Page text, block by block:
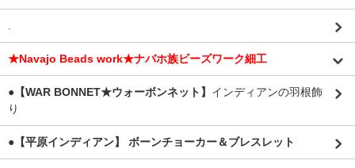
.
★Navajo Beads work★ナバホ族ビーズワーク細工
●【WAR BONNET★ウォーボンネット】 インディアンの羽根飾
り
●【平原インディアン】 ボーンチョーカー＆ブレスレット